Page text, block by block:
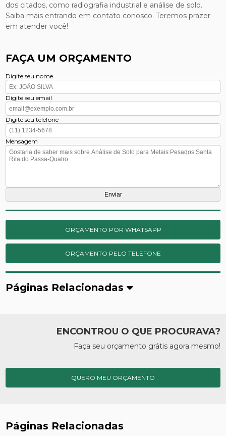
dos citados, como radiografia industrial e análise de solo.
Saiba mais entrando em contato conosco. Teremos prazer
em atender você!
FAÇA UM ORÇAMENTO
Digite seu nome
Digite seu email
Digite seu telefone
Mensagem
ORÇAMENTO POR WHATSAPP
ORÇAMENTO PELO TELEFONE
Páginas Relacionadas
ENCONTROU O QUE PROCURAVA?
Faça seu orçamento grátis agora mesmo!
QUERO MEU ORÇAMENTO
Páginas Relacionadas